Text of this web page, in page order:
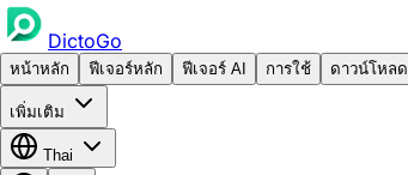
DictoGo
หน้าหลัก ฟีเจอร์หลัก ฟีเจอร์ AI การใช้ ดาวน์โหลด
เพิ่มเติม
Thai